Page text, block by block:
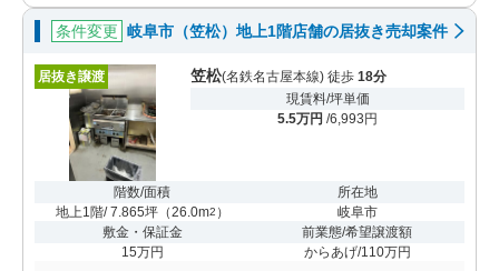
条件変更 岐阜市（笠松）地上1階店舗の居抜き売却案件
居抜き譲渡 笠松(名鉄名古屋本線) 徒歩 18分
現賃料/坪単価
5.5万円 /6,993円
階数/面積
地上1階/ 7.865坪（26.0m2 ）
所在地
岐阜市
敷金・保証金
15万円
前業態/希望譲渡額
からあげ/110万円